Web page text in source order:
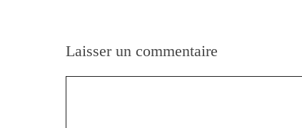
Laisser un commentaire